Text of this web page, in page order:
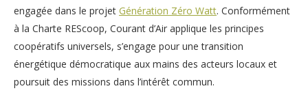
engagée dans le projet Génération Zéro Watt. Conformément
à la Charte REScoop, Courant d’Air applique les principes
coopératifs universels, s’engage pour une transition
énergétique démocratique aux mains des acteurs locaux et
poursuit des missions dans l’intérêt commun.